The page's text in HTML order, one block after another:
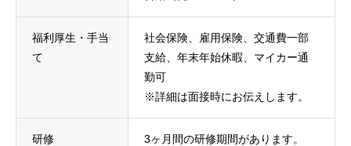
福利厚生・手当
て
社会保険、雇用保険、交通費一部
支給、年末年始休暇、マイカー通
勤可
※詳細は面接時にお伝えします。
研修 3ヶ月間の研修期間があります。